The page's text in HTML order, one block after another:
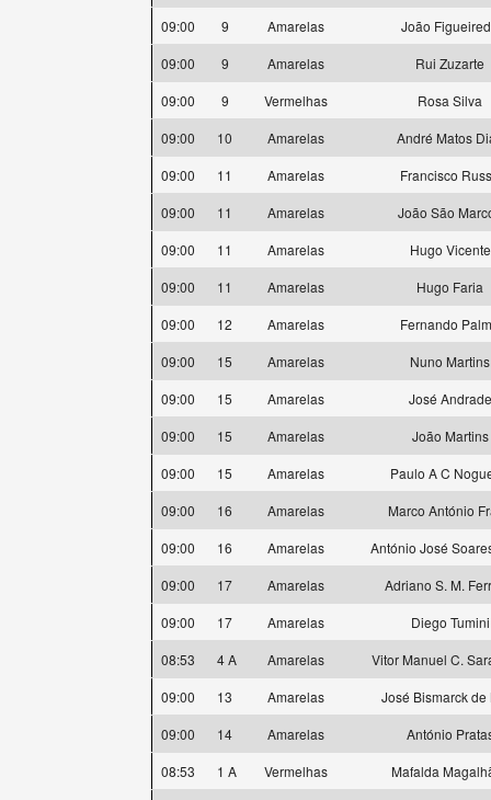
09:00
9 Amarelas
João
09:00
9 Amarelas
Rui Zuzarte
09:00
9 Vermelhas
Rosa Silva
09:00
10 Amarelas
André Matos
09:00
11 Amarelas
Francisco
09:00
11 Amarelas
João São
09:00
11 Amarelas
Hugo Vicente
09:00
11 Amarelas
Hugo Faria
09:00
12 Amarelas
Fernando
09:00
15 Amarelas
Nuno Martins
09:00
15 Amarelas
José Andrade
09:00
15 Amarelas
João Martins
09:00
15 Amarelas
Paulo A C
09:00
16 Amarelas
Marco António
09:00
16 Amarelas
António José
09:00
17 Amarelas
Adriano S. M.
09:00
17 Amarelas
Diego Tumini
08:53
4 A Amarelas
Vitor Manuel C.
09:00
13 Amarelas
José Bismarck de
09:00
14 Amarelas
António
08:53
1 A Vermelhas
Mafalda